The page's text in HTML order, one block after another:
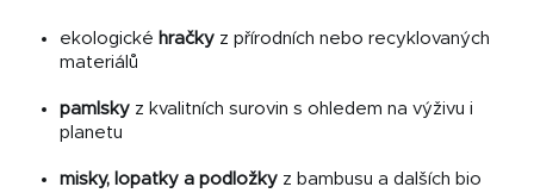
ekologické hračky z přírodních nebo recyklovaných
materiálů
pamlsky z kvalitních surovin s ohledem na výživu i
planetu
misky, lopatky a podložky z bambusu a dalších bio